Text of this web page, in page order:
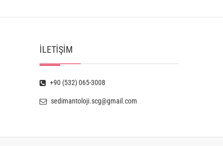
İLETIŞIM
+90 (532) 065-3008
sedimantoloji.scg@gmail.com